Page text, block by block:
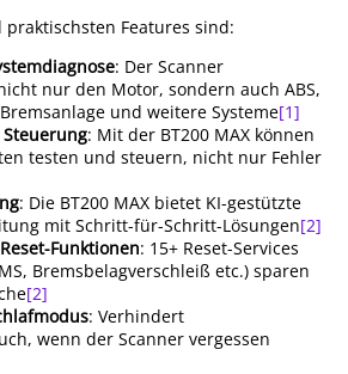
Features sind:
: Der Scanner
nur den Motor, sondern auch ABS,
und weitere Systeme[1]
: Mit der BT200 MAX können
testen und steuern, nicht nur Fehler
: Die BT200 MAX bietet KI-gestützte
mit Schritt-für-Schritt-Lösungen[2]
Funktionen: 15+ Reset-Services
Bremsbelagverschleiß etc.) sparen
[2]
: Verhindert
wenn der Scanner vergessen